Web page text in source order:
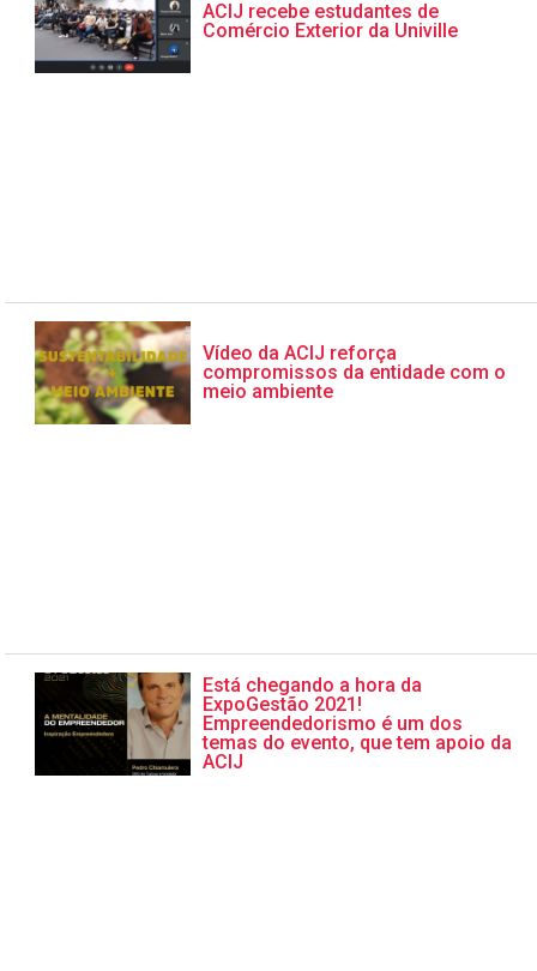
ACIJ recebe estudantes de
Comércio Exterior da Univille
Vídeo da ACIJ reforça
compromissos da entidade com o
meio ambiente
Está chegando a hora da
ExpoGestão 2021!
Empreendedorismo é um dos
temas do evento, que tem apoio da
ACIJ